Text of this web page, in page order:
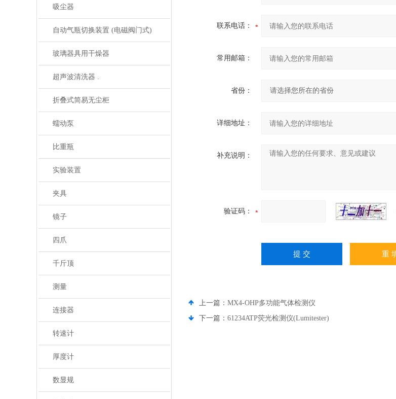
吸尘器
自动气瓶切换装置 (电磁阀门式)
玻璃器具用干燥器
超声波清洗器 .
折叠式简易无尘柜
蠕动泵
比重瓶
实验装置
夹具
镜子
四爪
千斤顶
测量
连接器
转速计
厚度计
数显规
联系电话：
常用邮箱：
省份：
详细地址：
补充说明：
验证码：
上一篇： MX4-OHP多功能气体检测仪
下一篇： 61234ATP荧光检测仪(Lumitester)